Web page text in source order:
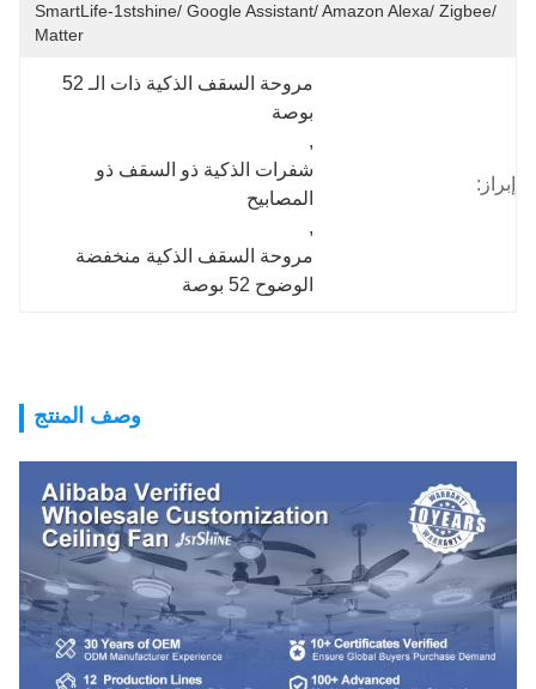
SmartLife-1stshine/ Google Assistant/ Amazon Alexa/ Zigbee/
Matter
إبراز:
مروحة السقف الذكية ذات الـ 52
بوصة
,
شفرات الذكية ذو السقف ذو
المصابيح
,
مروحة السقف الذكية منخفضة
الوضوح 52 بوصة
وصف المنتج